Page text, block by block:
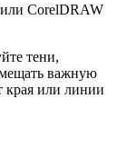
CorelDRAW
тени,
важную
края или линии